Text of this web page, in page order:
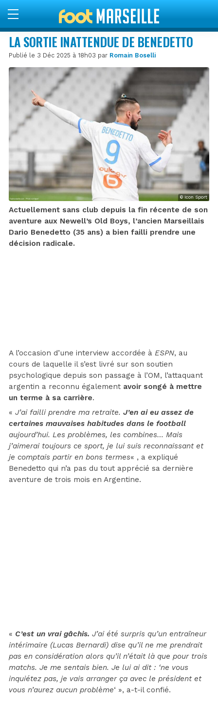
LA SORTIE INATTENDUE DE BENEDETTO
Publié le 3 Déc 2025 à 18h03 par Romain Boselli
© Icon Sport
Actuellement sans club depuis la fin récente de son
aventure aux Newell’s Old Boys, l’ancien Marseillais
Dario Benedetto (35 ans) a bien failli prendre une
décision radicale.
A l’occasion d’une interview accordée à ESPN, au
cours de laquelle il s’est livré sur son soutien
psychologique depuis son passage à l’OM, l’attaquant
argentin a reconnu également avoir songé à mettre
un terme à sa carrière.
« J’ai failli prendre ma retraite. J’en ai eu assez de
certaines mauvaises habitudes dans le football
aujourd’hui. Les problèmes, les combines… Mais
j’aimerai toujours ce sport, je lui suis reconnaissant et
je comptais partir en bons termes« , a expliqué
Benedetto qui n’a pas du tout apprécié sa dernière
aventure de trois mois en Argentine.
« C’est un vrai gâchis. J’ai été surpris qu’un entraîneur
intérimaire (Lucas Bernardi) dise qu’il ne me prendrait
pas en considération alors qu’il n’était là que pour trois
matchs. Je me sentais bien. Je lui ai dit : ‘ne vous
inquiétez pas, je vais arranger ça avec le président et
vous n’aurez aucun problème‘ », a-t-il confié.